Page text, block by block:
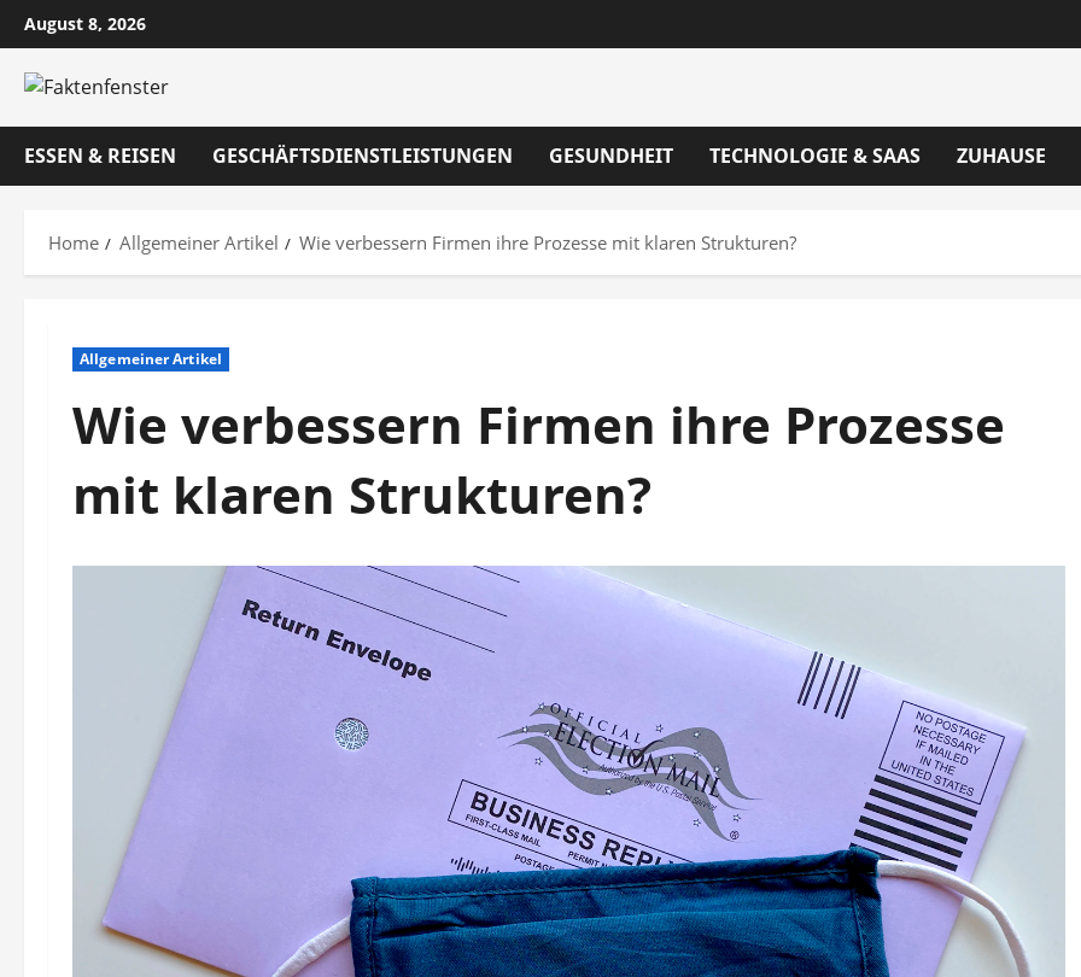
Skip
to
content
August 8, 2026
ESSEN & REISEN GESCHÄFTSDIENSTLEISTUNGEN GESUNDHEIT TECHNOLOGIE & SAAS ZUHAUSE
Home Allgemeiner Artikel Wie verbessern Firmen ihre Prozesse mit klaren Strukturen?
Allgemeiner Artikel
Wie verbessern Firmen ihre Prozesse
mit klaren Strukturen?